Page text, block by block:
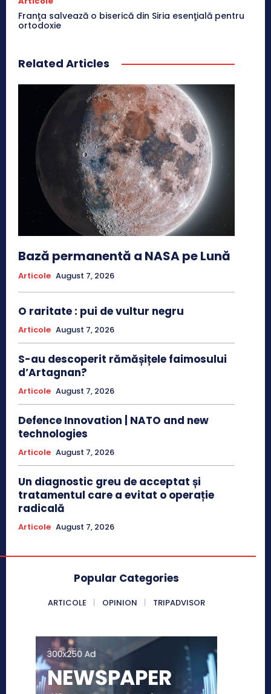
Franţa salvează o biserică din Siria esenţială pentru
ortodoxie
Related Articles
Bază permanentă a NASA pe Lună
Articole August 7, 2026
O raritate : pui de vultur negru
Articole August 7, 2026
S-au descoperit rămășițele faimosului
d’Artagnan?
Articole August 7, 2026
Defence Innovation | NATO and new
technologies
Articole August 7, 2026
Un diagnostic greu de acceptat și
tratamentul care a evitat o operație
radicală
Articole August 7, 2026
Popular Categories
ARTICOLE OPINION TRIPADVISOR